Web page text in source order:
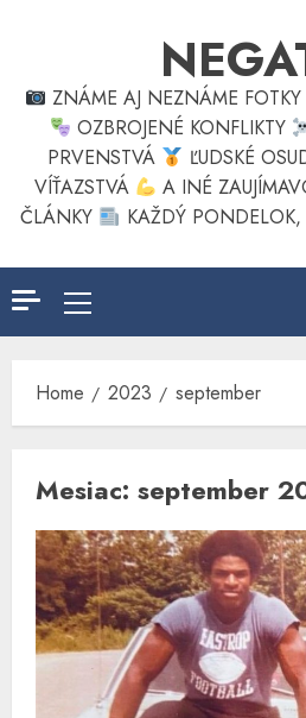
ZNÁME AJ NEZNÁME
OZBROJENÉ KONFLIKTY
PRVENSTVÁ
ĽUDSKÉ
VÍŤAZSTVÁ
A INÉ
ČLÁNKY
KAŽDÝ
Primary
Menu
Home 2023 september
Mesiac: september